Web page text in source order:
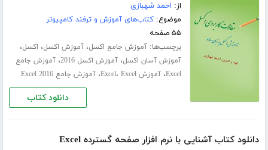
از: احمد شهبازی
موضوع:کتاب‌های آموزش و ترفند کامپیوتر
۵۵ صفحه
برچسب‌ها:آموزش جامع اکسل،آموزش اکسل، اکسل،
آموزش آسان اکسل،آموزش اکسل 2016 ،آموزش جامع
Excel،آموزش Excel ، Excel ،آموزش جامع Excel 2016
دانلود کتاب
دانلود کتاب آشنایی با نرم افزار صفحه گسترده Excel